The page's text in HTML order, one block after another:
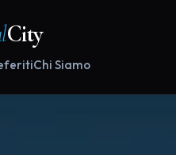
City
Chi Siamo